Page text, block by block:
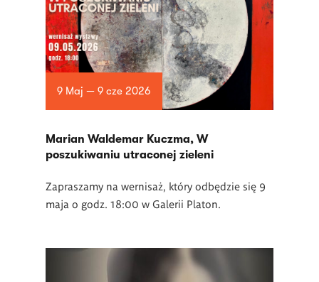
9 Maj — 9 cze 2026
Marian Waldemar Kuczma, W
poszukiwaniu utraconej zieleni
Zapraszamy na wernisaż, który odbędzie się 9
maja o godz. 18:00 w Galerii Platon.